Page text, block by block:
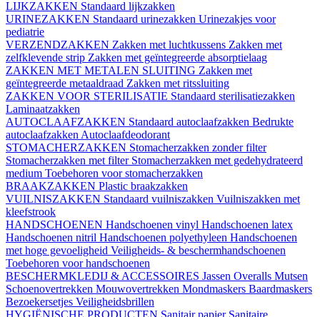
LIJKZAKKEN Standaard lijkzakken
URINEZAKKEN Standaard urinezakken Urinezakjes voor
pediatrie
VERZENDZAKKEN Zakken met luchtkussens Zakken met
zelfklevende strip Zakken met geïntegreerde absorptielaag
ZAKKEN MET METALEN SLUITING Zakken met
geïntegreerde metaaldraad Zakken met ritssluiting
ZAKKEN VOOR STERILISATIE Standaard sterilisatiezakken
Laminaatzakken
AUTOCLAAFZAKKEN Standaard autoclaafzakken Bedrukte
autoclaafzakken Autoclaafdeodorant
STOMACHERZAKKEN Stomacherzakken zonder filter
Stomacherzakken met filter Stomacherzakken met gedehydrateerd
medium Toebehoren voor stomacherzakken
BRAAKZAKKEN Plastic braakzakken
VUILNISZAKKEN Standaard vuilniszakken Vuilniszakken met
kleefstrook
HANDSCHOENEN Handschoenen vinyl Handschoenen latex
Handschoenen nitril Handschoenen polyethyleen Handschoenen
met hoge gevoeligheid Veiligheids- & beschermhandschoenen
Toebehoren voor handschoenen
BESCHERMKLEDIJ & ACCESSOIRES Jassen Overalls Mutsen
Schoenovertrekken Mouwovertrekken Mondmaskers Baardmaskers
Bezoekersetjes Veiligheidsbrillen